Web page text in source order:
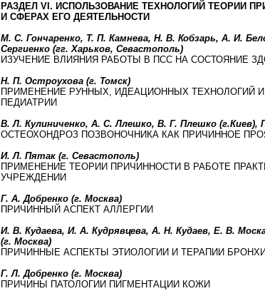
РАЗДЕЛ VI. ИСПОЛЬЗОВАНИЕ ТЕХНОЛОГИЙ ТЕОРИИ
И СФЕРАХ ЕГО ДЕЯТЕЛЬНОСТИ
М. С. Гончаренко, Т. П. Камнева, Н. В. Кобзарь, А. И.
Сергиенко (гг. Харьков, Севастополь)
ИЗУЧЕНИЕ ВЛИЯНИЯ РАБОТЫ В ПСС НА СОСТОЯНИЕ
Н. П. Остроухова (г. Томск)
ПРИМЕНЕНИЕ РУННЫХ, ИДЕАЦИОННЫХ ТЕХНОЛОГИЙ
ПЕДИАТРИИ
B. Л. Кулиниченко, А. С. Ллешко, В. Г. Плешко (г.Киев),
ОСТЕОХОНДРОЗ ПОЗВОНОЧНИКА КАК ПРИЧИННОЕ
И. Л. Пятак (г. Севастополь)
ПРИМЕНЕНИЕ ТЕОРИИ ПРИЧИННОСТИ В РАБОТЕ
УЧРЕЖДЕНИИ
Г. А. Добренко (г. Москва)
ПРИЧИННЫЙ АСПЕКТ АЛЛЕРГИИ
И. В. Кудаева, И. А. Кудрявцева, А. Н. Кудаев, Е. В.
(г. Москва)
ПРИЧИННЫЕ АСПЕКТЫ ЭТИОЛОГИИ И ТЕРАПИИ
Г. Л. Добренко (г. Москва)
ПРИЧИНЫ ПАТОЛОГИИ ПИГМЕНТАЦИИ КОЖИ